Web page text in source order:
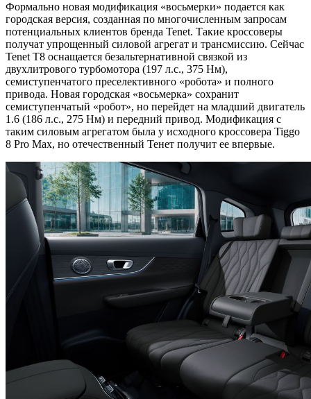
Формально новая модификация «восьмерки» подается как
городская версия, созданная по многочисленным запросам
потенциальных клиентов бренда Tenet. Такие кроссоверы
получат упрощенный силовой агрегат и трансмиссию. Сейчас
Tenet T8 оснащается безальтернативной связкой из
двухлитрового турбомотора (197 л.с., 375 Нм),
семиступенчатого преселективного «робота» и полного
привода. Новая городская «восьмерка» сохранит
семиступенчатый «робот», но перейдет на младший двигатель
1.6 (186 л.с., 275 Нм) и передний привод. Модификация с
таким силовым агрегатом была у исходного кроссовера Tiggo
8 Pro Max, но отечественный Тенет получит ее впервые.